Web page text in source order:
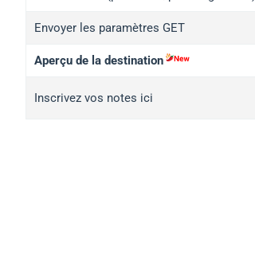
Envoyer les paramètres GET
Aperçu de la destination
Inscrivez vos notes ici